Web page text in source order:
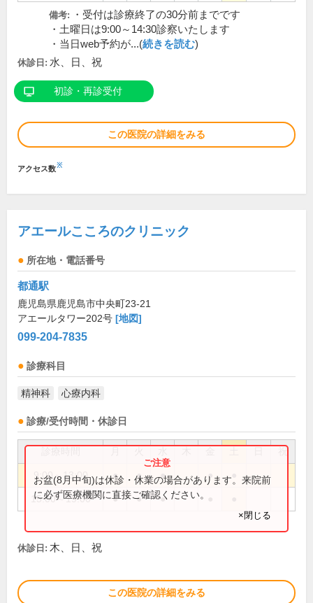
備考:
・受付は診療終了の30分前までです
・土曜日は9:00～14:30診察いたします
・当日web予約が...(続きを読む)
休診日: 水、日、祝
初診・再診受付
この医院の詳細をみる
アクセス数※
アエールこころのクリニック
所在地・電話番号
都通駅
鹿児島県鹿児島市中央町23-21
アエールタワー202号 [地図]
099-204-7835
診療科目
精神科 心療内科
診療/受付時間・休診日
祝
9:00～13:00 ● ● ● ●
15:00～19:00 ● ● ●
お盆(8月中旬)は休診・休業の場合があります。来院前
に必ず医療機関に直接ご確認ください。
×閉じる
休診日: 木、日、祝
この医院の詳細をみる